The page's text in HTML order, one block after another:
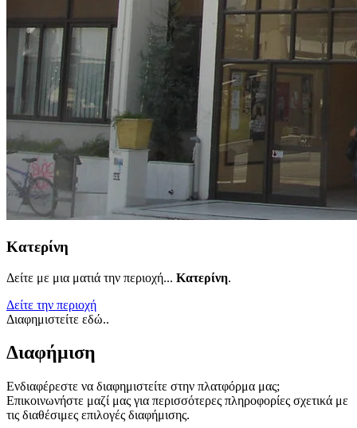
Κατερίνη
Δείτε με μια ματιά την περιοχή... Κατερίνη.
Δείτε την περιοχή
Διαφημιστείτε εδώ..
Διαφήμιση
Ενδιαφέρεστε να διαφημιστείτε στην πλατφόρμα μας;
Επικοινωνήστε μαζί μας για περισσότερες πληροφορίες σχετικά με
τις διαθέσιμες επιλογές διαφήμισης.